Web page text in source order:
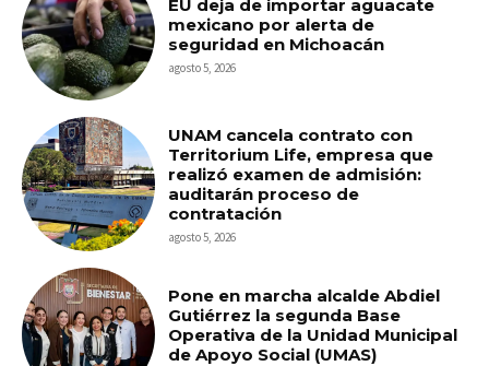
EU deja de importar aguacate
mexicano por alerta de
seguridad en Michoacán
agosto 5, 2026
UNAM cancela contrato con
Territorium Life, empresa que
realizó examen de admisión:
auditarán proceso de
contratación
agosto 5, 2026
Pone en marcha alcalde Abdiel
Gutiérrez la segunda Base
Operativa de la Unidad Municipal
de Apoyo Social (UMAS)